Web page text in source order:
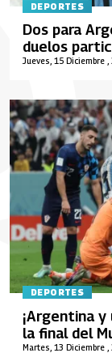
DEPORTES
Jueves, 15 Diciembre ,
Dos para
duelos
DEPORTES
Martes, 13 Diciembre ,
¡Argentina
la final del